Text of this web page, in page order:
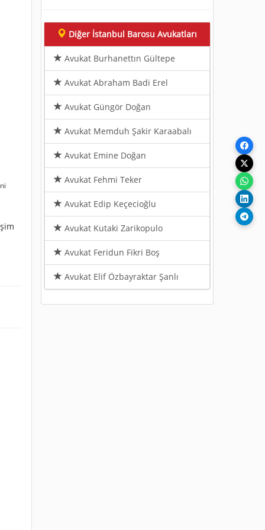
Diğer İstanbul Barosu Avukatları
Avukat Burhanettın Gültepe
Avukat Abraham Badi Erel
Avukat Güngör Doğan
Avukat Memduh Şakir Karaabalı
Avukat Emine Doğan
Avukat Fehmi Teker
Avukat Edip Keçecioğlu
Avukat Kutaki Zarikopulo
Avukat Feridun Fikri Boş
Avukat Elif Özbayraktar Şanlı